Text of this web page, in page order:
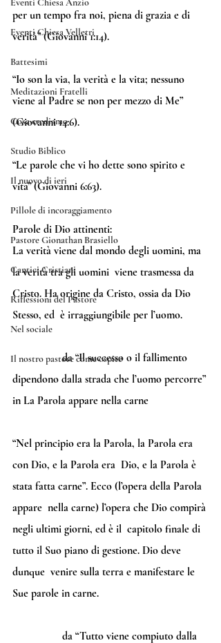
Eventi Chiesa Anzio
Eventi Chiesa Velletri
Battesimi
Meditazioni Fratelli
Cosa crediamo
Studio Biblico
Il nuovo di ieri
Pillole di incoraggiamento
Pastore Gionathan Brasiello
Cantici Cristiani
Riflessioni del Pastore
Nel sociale
Il nostro pastore come ospite
per un tempo fra noi, piena di grazia e di
verità” (Giovanni 1:14).
“Io son la via, la verità e la vita; nessuno
viene al Padre se non per mezzo di Me”
(Giovanni 14:6).
“Le parole che vi ho dette sono spirito e
vita” (Giovanni 6:63).
Parole di Dio attinenti:
La verità viene dal mondo degli uomini, ma
la verità tra gli uomini  viene trasmessa da
Cristo. Ha origine da Cristo, ossia da Dio
Stesso, ed  è irraggiungibile per l’uomo.
                  da “Il successo o il fallimento
dipendono dalla strada che l’uomo percorre”
in La Parola appare nella carne
“Nel principio era la Parola, la Parola era
con Dio, e la Parola era  Dio, e la Parola è
stata fatta carne”. Ecco (l’opera della Parola
appare  nella carne) l’opera che Dio compirà
negli ultimi giorni, ed è il  capitolo finale di
tutto il Suo piano di gestione. Dio deve
dunque  venire sulla terra e manifestare le
Sue parole in carne.